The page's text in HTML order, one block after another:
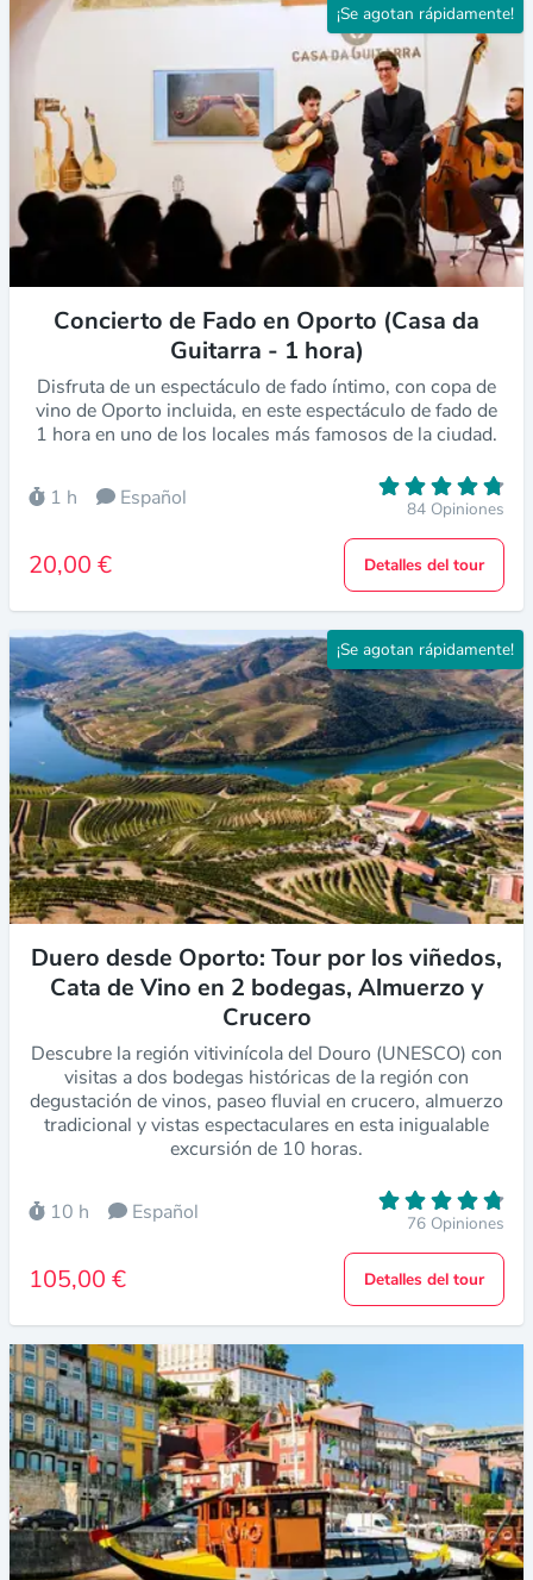
¡Se agotan rápidamente!
Concierto de Fado en Oporto (Casa da
Guitarra - 1 hora)
Disfruta de un espectáculo de fado íntimo, con copa de
vino de Oporto incluida, en este espectáculo de fado de
1 hora en uno de los locales más famosos de la ciudad.
1 h Español 84 Opiniones
20,00 € Detalles del tour
¡Se agotan rápidamente!
Duero desde Oporto: Tour por los viñedos,
Cata de Vino en 2 bodegas, Almuerzo y
Crucero
Descubre la región vitivinícola del Douro (UNESCO) con
visitas a dos bodegas históricas de la región con
degustación de vinos, paseo fluvial en crucero, almuerzo
tradicional y vistas espectaculares en esta inigualable
excursión de 10 horas.
10 h Español 76 Opiniones
105,00 € Detalles del tour